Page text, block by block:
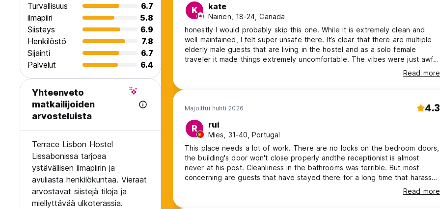
Turvallisuus
6.7
ilmapiiri
5.8
Siisteys
6.9
Henkilöstö
7.8
Sijainti
6.7
Palvelut
6.4
Yhteenveto
matkailijoiden
arvosteluista
Terrace Lisbon Hostel
Lissabonissa tarjoaa
ystävällisen ilmapiirin ja
avuliasta henkilökuntaa. Vieraat
arvostavat siistejä tiloja ja
miellyttävää ulkoterassia.
K kate
Nainen, 18-24, Canada
honestly I would probably skip this one. While it is extremely clean and
well maintained, I felt super unsafe there. It’s clear that there are multiple
elderly male guests that are living in the hostel and as a solo female
traveler it made things extremely uncomfortable. The vibes were just awful
I was actually scared to go to sleep . The other guests seemed to be
either mentally ill or on substances. I feel bad because staff was lovely
Read more
Majoittui huhti 2026 4.3
R rui
Mies, 31-40, Portugal
This place needs a lot of work. There are no locks on the bedroom doors,
the building's door won't close properly andthe receptionist is almost
never at his post. Cleanliness in the bathrooms was terrible. But most
concerning are guests that have stayed there for a long time that harass
Read more